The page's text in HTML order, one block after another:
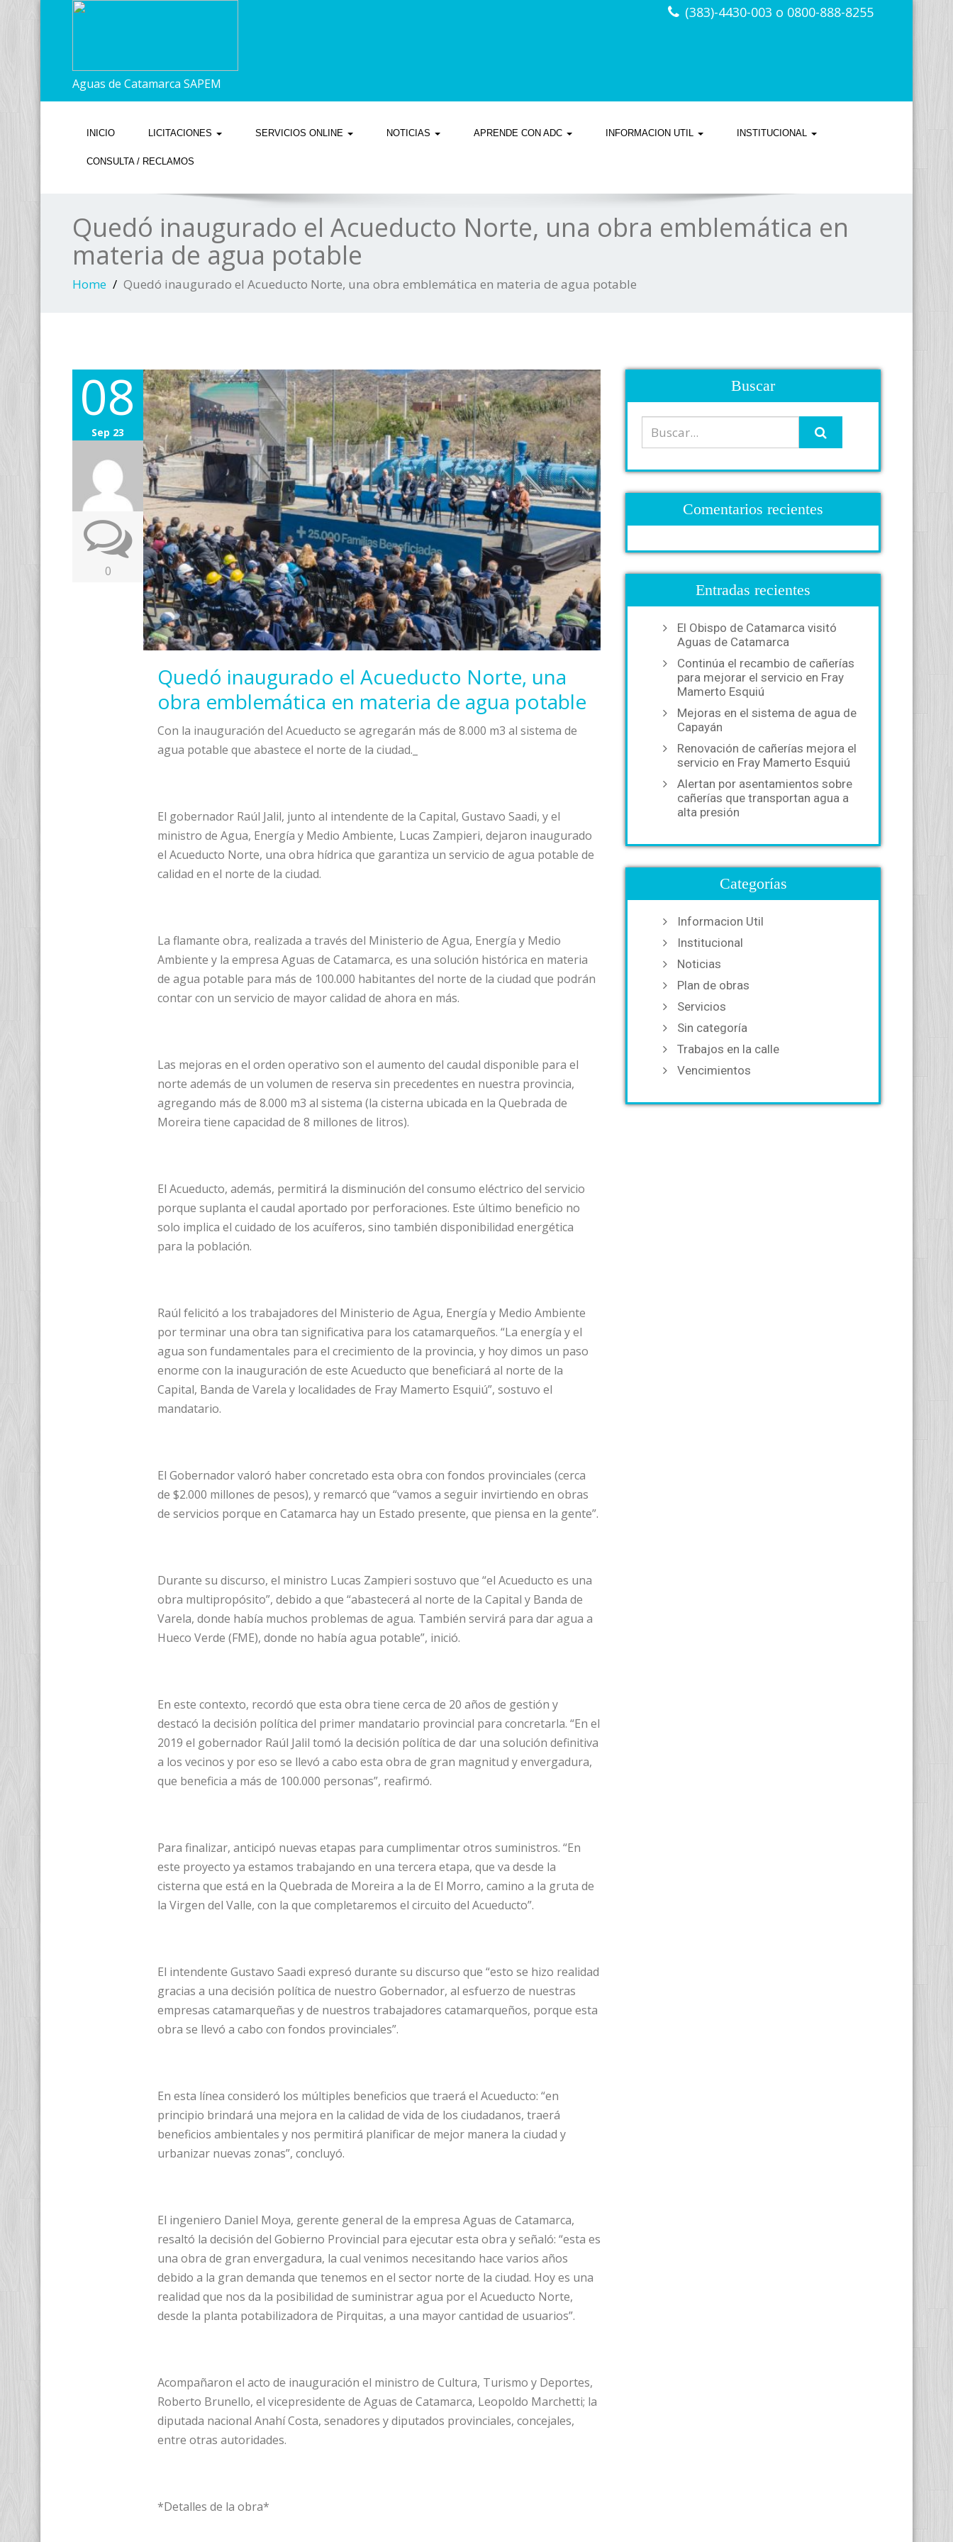
Aguas de Catamarca SAPEM
(383)-4430-003 o 0800-888-8255
INICIO LICITACIONES SERVICIOS ONLINE NOTICIAS APRENDE CON ADC INFORMACION UTIL INSTITUCIONAL
CONSULTA / RECLAMOS
Quedó inaugurado el Acueducto Norte, una obra emblemática en
materia de agua potable
Home Quedó inaugurado el Acueducto Norte, una obra emblemática en materia de agua potable
08
Sep 23
0
Quedó inaugurado el Acueducto Norte, una
obra emblemática en materia de agua potable
Con la inauguración del Acueducto se agregarán más de 8.000 m3 al sistema de
agua potable que abastece el norte de la ciudad._
El gobernador Raúl Jalil, junto al intendente de la Capital, Gustavo Saadi, y el
ministro de Agua, Energía y Medio Ambiente, Lucas Zampieri, dejaron inaugurado
el Acueducto Norte, una obra hídrica que garantiza un servicio de agua potable de
calidad en el norte de la ciudad.
La flamante obra, realizada a través del Ministerio de Agua, Energía y Medio
Ambiente y la empresa Aguas de Catamarca, es una solución histórica en materia
de agua potable para más de 100.000 habitantes del norte de la ciudad que podrán
contar con un servicio de mayor calidad de ahora en más.
Las mejoras en el orden operativo son el aumento del caudal disponible para el
norte además de un volumen de reserva sin precedentes en nuestra provincia,
agregando más de 8.000 m3 al sistema (la cisterna ubicada en la Quebrada de
Moreira tiene capacidad de 8 millones de litros).
El Acueducto, además, permitirá la disminución del consumo eléctrico del servicio
porque suplanta el caudal aportado por perforaciones. Este último beneficio no
solo implica el cuidado de los acuíferos, sino también disponibilidad energética
para la población.
Raúl felicitó a los trabajadores del Ministerio de Agua, Energía y Medio Ambiente
por terminar una obra tan significativa para los catamarqueños. “La energía y el
agua son fundamentales para el crecimiento de la provincia, y hoy dimos un paso
enorme con la inauguración de este Acueducto que beneficiará al norte de la
Capital, Banda de Varela y localidades de Fray Mamerto Esquiú”, sostuvo el
mandatario.
El Gobernador valoró haber concretado esta obra con fondos provinciales (cerca
de $2.000 millones de pesos), y remarcó que “vamos a seguir invirtiendo en obras
de servicios porque en Catamarca hay un Estado presente, que piensa en la gente”.
Durante su discurso, el ministro Lucas Zampieri sostuvo que “el Acueducto es una
obra multipropósito”, debido a que “abastecerá al norte de la Capital y Banda de
Varela, donde había muchos problemas de agua. También servirá para dar agua a
Hueco Verde (FME), donde no había agua potable”, inició.
En este contexto, recordó que esta obra tiene cerca de 20 años de gestión y
destacó la decisión política del primer mandatario provincial para concretarla. “En el
2019 el gobernador Raúl Jalil tomó la decisión política de dar una solución definitiva
a los vecinos y por eso se llevó a cabo esta obra de gran magnitud y envergadura,
que beneficia a más de 100.000 personas”, reafirmó.
Para finalizar, anticipó nuevas etapas para cumplimentar otros suministros. “En
este proyecto ya estamos trabajando en una tercera etapa, que va desde la
cisterna que está en la Quebrada de Moreira a la de El Morro, camino a la gruta de
la Virgen del Valle, con la que completaremos el circuito del Acueducto”.
El intendente Gustavo Saadi expresó durante su discurso que “esto se hizo realidad
gracias a una decisión política de nuestro Gobernador, al esfuerzo de nuestras
empresas catamarqueñas y de nuestros trabajadores catamarqueños, porque esta
obra se llevó a cabo con fondos provinciales”.
En esta línea consideró los múltiples beneficios que traerá el Acueducto: “en
principio brindará una mejora en la calidad de vida de los ciudadanos, traerá
beneficios ambientales y nos permitirá planificar de mejor manera la ciudad y
urbanizar nuevas zonas”, concluyó.
El ingeniero Daniel Moya, gerente general de la empresa Aguas de Catamarca,
resaltó la decisión del Gobierno Provincial para ejecutar esta obra y señaló: “esta es
una obra de gran envergadura, la cual venimos necesitando hace varios años
debido a la gran demanda que tenemos en el sector norte de la ciudad. Hoy es una
realidad que nos da la posibilidad de suministrar agua por el Acueducto Norte,
desde la planta potabilizadora de Pirquitas, a una mayor cantidad de usuarios”.
Acompañaron el acto de inauguración el ministro de Cultura, Turismo y Deportes,
Roberto Brunello, el vicepresidente de Aguas de Catamarca, Leopoldo Marchetti; la
diputada nacional Anahí Costa, senadores y diputados provinciales, concejales,
entre otras autoridades.
*Detalles de la obra*
Buscar
Comentarios recientes
Entradas recientes
El Obispo de Catamarca visitó
Aguas de Catamarca
Continúa el recambio de cañerías
para mejorar el servicio en Fray
Mamerto Esquiú
Mejoras en el sistema de agua de
Capayán
Renovación de cañerías mejora el
servicio en Fray Mamerto Esquiú
Alertan por asentamientos sobre
cañerías que transportan agua a
alta presión
Categorías
Informacion Util
Institucional
Noticias
Plan de obras
Servicios
Sin categoría
Trabajos en la calle
Vencimientos